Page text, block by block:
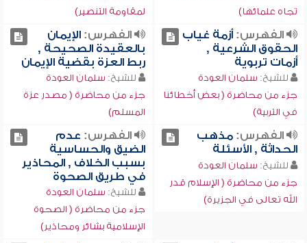
تجاه علمائها)
لمقاومة التنصير)
الفهرس:أزمة غياب
الحقوق الشرعية ,
أزمات تربوية
للشيخ: سلمان العودة
جزء من محاضرة ( بعض أخطائنا
في التربية)
الفهرس:الإيمان
بالعقيدة الصحيحة ,
ربط العزة بقضية الإيمان
للشيخ: سلمان العودة
جزء من محاضرة ( مصدر عزة
المسلم)
الفهرس:مذهب
الحداثة , الأسئلة
للشيخ: سلمان العودة
جزء من محاضرة ( الإسلام قدر
الله تعالى في الجزيرة)
الفهرس: عدم
الضيق والحساسية
بسبب الخلاف , المحاذير
في طريق الصحوة
للشيخ: سلمان العودة
جزء من محاضرة ( الصحوة
الإسلامية بشائر ومحاذير)